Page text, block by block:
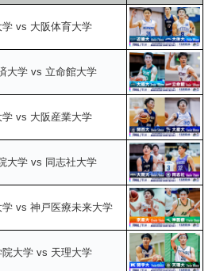
学 vs 大阪体育大学
大学 vs 立命館大学
学 vs 大阪産業大学
大学 vs 同志社大学
vs 神戸医療未来大学
院大学 vs 天理大学